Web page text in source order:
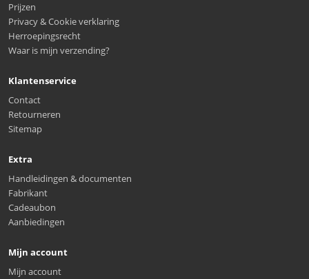
Prijzen
Privacy & Cookie verklaring
Herroepingsrecht
Waar is mijn verzending?
Klantenservice
Contact
Retourneren
Sitemap
Extra
Handleidingen & documenten
Fabrikant
Cadeaubon
Aanbiedingen
Mijn account
Mijn account